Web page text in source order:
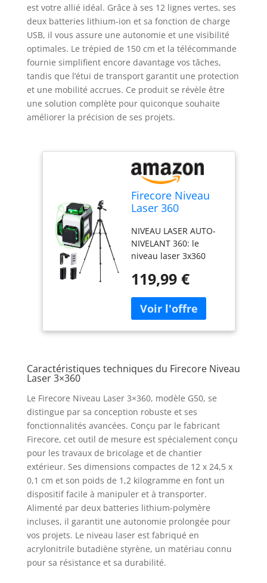
est votre allié idéal. Grâce à ses 12 lignes vertes, ses
deux batteries lithium-ion et sa fonction de charge
USB, il vous assure une autonomie et une visibilité
optimales. Le trépied de 150 cm et la télécommande
fournie simplifient encore davantage vos tâches,
tandis que l’étui de transport garantit une protection
et une mobilité accrues. Ce produit se révèle être
une solution complète pour quiconque souhaite
améliorer la précision de ses projets.
Firecore Niveau
Laser 360
Trépied
150cm,Niveau
Laser Vert 12
lignes avec 2
Batteries lithium-
ion et en charge
USB, lazer niveaux
bricolage avec
Télécommande et
NIVEAU LASER AUTO-
NIVELANT 360: le
niveau laser 3x360
ligne laser horizontale
laser verticales à 360°,
ce qui peut répondre
aux besoins de
de construction. Le
visibilité assure la
précision du
positionnement et
garantit l'exactitude
des résultats de
positionnement.
NIVEAU LASER AVEC
TREPIED 1.5M:
l'ensemble de laser
niveau G50 est livré
avec un trépied laser
de 1,5 m (pleine
hauteur de
déploiement), qui peut
être utilisé avec le
119,99 €
Caractéristiques techniques du Firecore Niveau
Laser 3×360
Le Firecore Niveau Laser 3×360, modèle G50, se
distingue par sa conception robuste et ses
fonctionnalités avancées. Conçu par le fabricant
Firecore, cet outil de mesure est spécialement conçu
pour les travaux de bricolage et de chantier
extérieur. Ses dimensions compactes de 12 x 24,5 x
0,1 cm et son poids de 1,2 kilogramme en font un
dispositif facile à manipuler et à transporter.
Alimenté par deux batteries lithium-polymère
incluses, il garantit une autonomie prolongée pour
vos projets. Le niveau laser est fabriqué en
acrylonitrile butadiène styrène, un matériau connu
pour sa résistance et sa durabilité.